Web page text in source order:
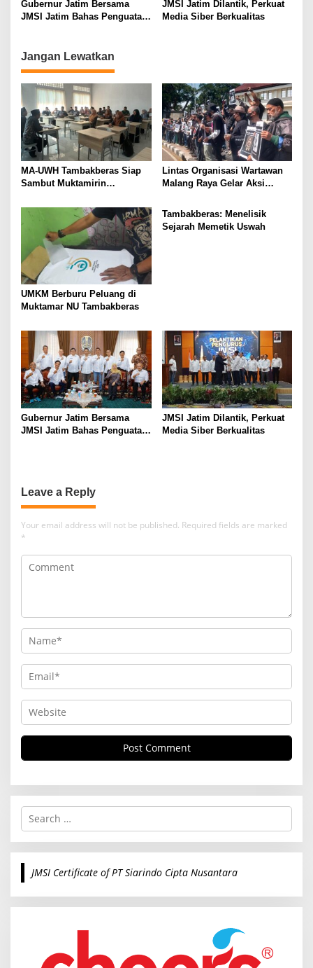
i
n
Gubernur Jatim Bersama
JMSI Jatim Bahas Penguatan
JMSI Jatim Dilantik, Perkuat
Media Siber Berkualitas
Jangan Lewatkan
MA-UWH Tambakberas Siap
Sambut Muktamirin
Lintas Organisasi Wartawan
Malang Raya Gelar Aksi
Ireng”
UMKM Berburu Peluang di
Muktamar NU Tambakberas
Tambakberas: Menelisik
Sejarah Memetik Uswah
Gubernur Jatim Bersama
JMSI Jatim Bahas Penguatan
JMSI Jatim Dilantik, Perkuat
Media Siber Berkualitas
Leave a Reply
Your email address will not be published. Required fields are marked
*
S
r
c
o
JMSI Certificate of PT Siarindo Cipta Nusantara